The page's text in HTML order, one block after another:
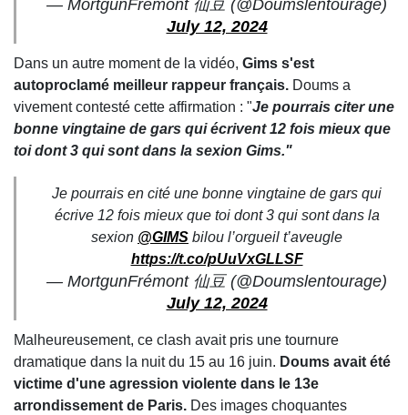
— MortgunFrémont 仙豆 (@Doumslentourage)
July 12, 2024
Dans un autre moment de la vidéo, Gims s'est
autoproclamé meilleur rappeur français. Doums a
vivement contesté cette affirmation : "Je pourrais citer une
bonne vingtaine de gars qui écrivent 12 fois mieux que
toi dont 3 qui sont dans la sexion Gims."
Je pourrais en cité une bonne vingtaine de gars qui
écrive 12 fois mieux que toi dont 3 qui sont dans la
sexion @GIMS bilou l’orgueil t’aveugle
https://t.co/pUuVxGLLSF
— MortgunFrémont 仙豆 (@Doumslentourage)
July 12, 2024
Malheureusement, ce clash avait pris une tournure
dramatique dans la nuit du 15 au 16 juin. Doums avait été
victime d'une agression violente dans le 13e
arrondissement de Paris. Des images choquantes